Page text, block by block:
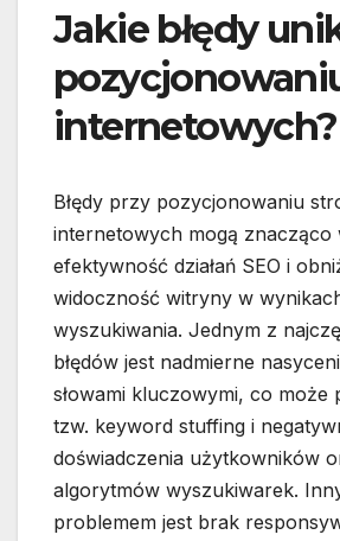
Jakie błędy
internetowych?
Błędy przy pozycjonowaniu
internetowych mogą znacząco
efektywność działań SEO i
widoczność witryny w
wyszukiwania. Jednym z
błędów jest nadmierne
słowami kluczowymi, co może
tzw. keyword stuffing i
doświadczenia użytkowników
algorytmów wyszukiwarek.
problemem jest brak